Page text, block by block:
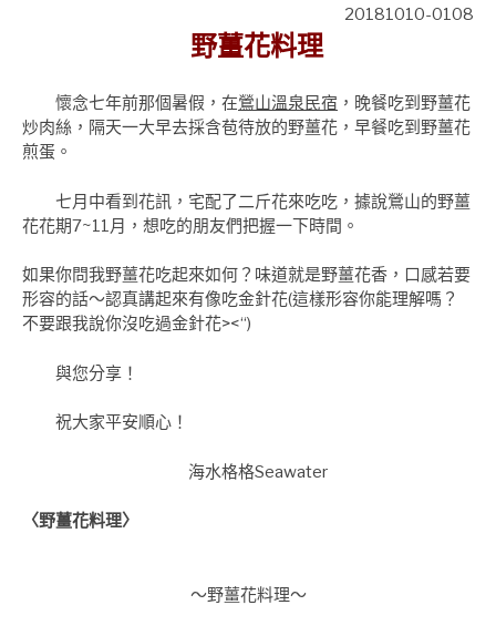
20181010-0108
野薑花料理
懷念七年前那個暑假，在鶯山溫泉民宿 ，晚餐吃到野薑花
炒肉絲，隔天一大早去採含苞待放的野薑花，早餐吃到野薑花
煎蛋 。
七月中看到花訊，宅配了二斤花來吃吃，據說鶯山的野薑
花花期7~11月，想吃的朋友們把握一下時間。
如果你問我野薑花吃起來如何？味道就是野薑花香，口感若要
形容的話～認真講起來有像吃金針花(這樣形容你能理解嗎？
不要跟我說你沒吃過金針花><“)
與您分享！
祝大家平安順心！
海水格格Seawater
〈野薑花料理〉
～野薑花料理～